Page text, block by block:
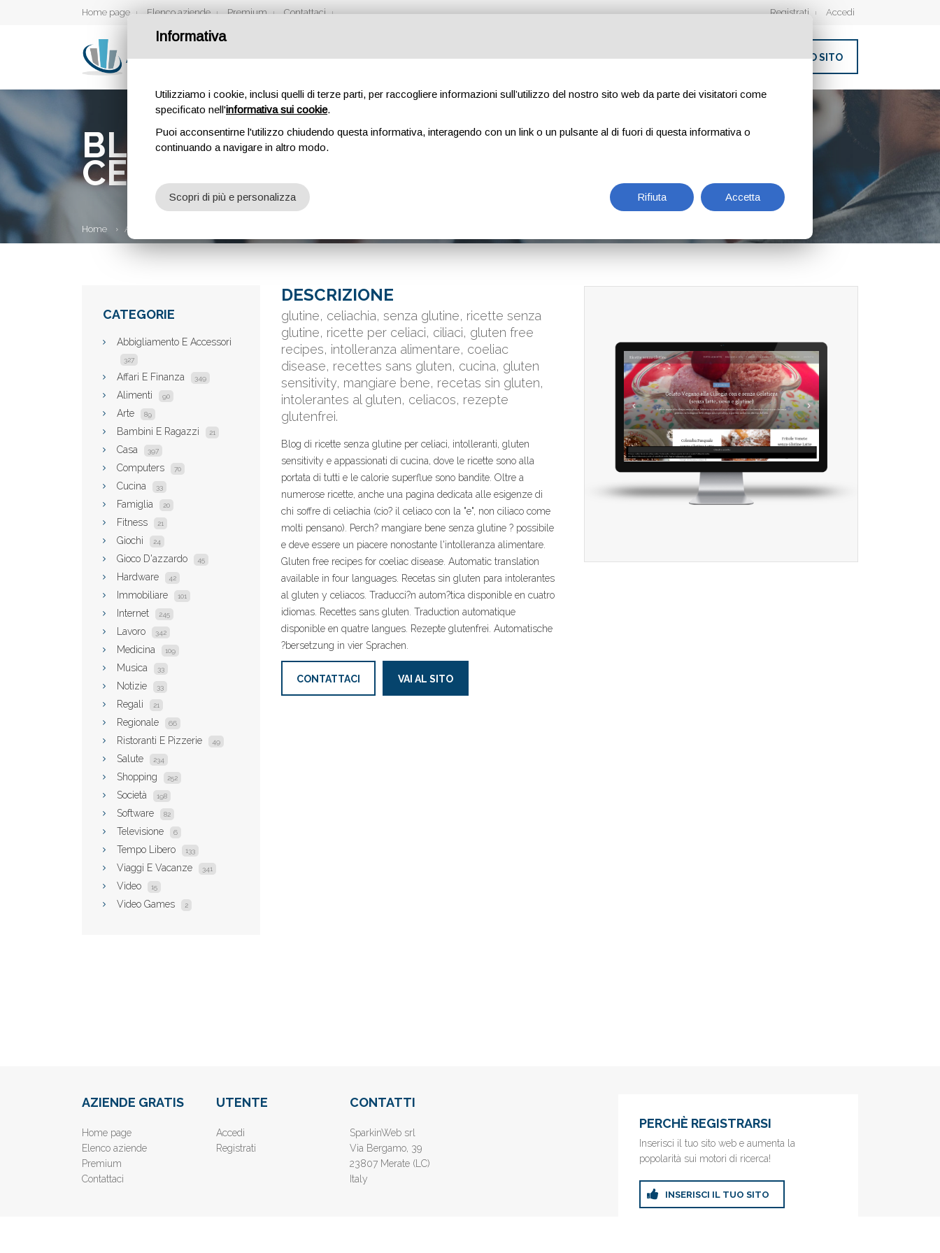
Home page Elenco aziende Premium Contattaci Registrati Accedi
INSERISCI IL TUO SITO
BLOG DI RICETTE SENZA GLUTINE PER
CELIACI E INTOLLERANTI.
Home Aziende
CATEGORIE
Abbigliamento E Accessori
327
Affari E Finanza 349
Alimenti 90
Arte 89
Bambini E Ragazzi 21
Casa 397
Computers 70
Cucina 33
Famiglia 20
Fitness 21
Giochi 24
Gioco D'azzardo 45
Hardware 42
Immobiliare 101
Internet 245
Lavoro 342
Medicina 109
Musica 33
Notizie 33
Regali 21
Regionale 66
Ristoranti E Pizzerie 49
Salute 234
Shopping 252
Società 198
Software 82
Televisione 6
Tempo Libero 133
Viaggi E Vacanze 341
Video 15
Video Games 2
DESCRIZIONE
glutine, celiachia, senza glutine, ricette senza
glutine, ricette per celiaci, ciliaci, gluten free
recipes, intolleranza alimentare, coeliac
disease, recettes sans gluten, cucina, gluten
sensitivity, mangiare bene, recetas sin gluten,
intolerantes al gluten, celiacos, rezepte
glutenfrei.
Blog di ricette senza glutine per celiaci, intolleranti, gluten
sensitivity e appassionati di cucina, dove le ricette sono alla
portata di tutti e le calorie superflue sono bandite. Oltre a
numerose ricette, anche una pagina dedicata alle esigenze di
chi soffre di celiachia (cio? il celiaco con la "e", non ciliaco come
molti pensano). Perch? mangiare bene senza glutine ? possibile
e deve essere un piacere nonostante l'intolleranza alimentare.
Gluten free recipes for coeliac disease. Automatic translation
available in four languages. Recetas sin gluten para intolerantes
al gluten y celiacos. Traducci?n autom?tica disponible en cuatro
idiomas. Recettes sans gluten. Traduction automatique
disponible en quatre langues. Rezepte glutenfrei. Automatische
?bersetzung in vier Sprachen.
CONTATTACI VAI AL SITO
AZIENDE GRATIS
Home page
Elenco aziende
Premium
Contattaci
UTENTE
Accedi
Registrati
CONTATTI
SparkinWeb srl
Via Bergamo, 39
23807 Merate (LC)
Italy
PERCHÈ REGISTRARSI
Inserisci il tuo sito web e aumenta la
popolarità sui motori di ricerca!
INSERISCI IL TUO SITO
Informativa
Utilizziamo i cookie, inclusi quelli di terze parti, per raccogliere informazioni sull’utilizzo del nostro sito web da parte dei visitatori come
specificato nell'informativa sui cookie.
Puoi acconsentirne l'utilizzo chiudendo questa informativa, interagendo con un link o un pulsante al di fuori di questa informativa o
continuando a navigare in altro modo.
Rifiuta Accetta
Scopri di più e personalizza